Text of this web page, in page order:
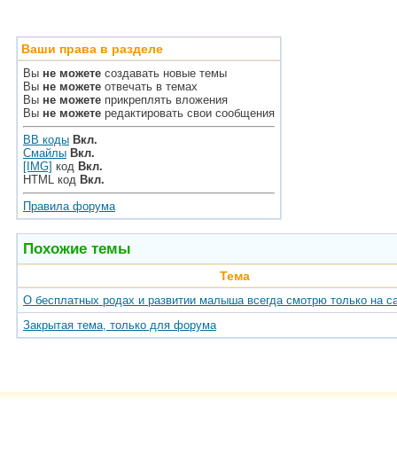
Ваши права в разделе
Вы не можете создавать новые темы
Вы не можете отвечать в темах
Вы не можете прикреплять вложения
Вы не можете редактировать свои сообщения
BB коды Вкл.
Смайлы Вкл.
[IMG] код Вкл.
HTML код Вкл.
Правила форума
Похожие темы
Тема
О бесплатных родах и развитии малыша всегда смотрю только на
Закрытая тема, только для форума